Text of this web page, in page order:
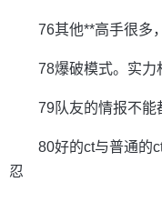
76其他**高手很多
78爆破模式。实力
79队友的情报不能
80好的ct与普通的
忍